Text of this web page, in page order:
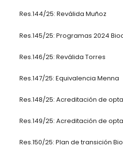
Res.144/25: Reválida Muñoz
Res.145/25: Programas 2024
Res.146/25: Reválida Torres
Res.147/25: Equivalencia Menna
Res.148/25: Acreditación de
Res.149/25: Acreditación de
Res.150/25: Plan de transición